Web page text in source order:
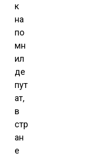
к
на
по
мн
ил
де
пут
ат,
в
стр
ан
е